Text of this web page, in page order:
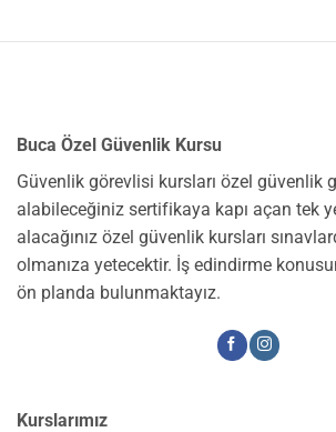
Buca Özel Güvenlik Kursu
Güvenlik görevlisi kursları özel güvenlik
alabileceğiniz sertifikaya kapı açan tek
alacağınız özel güvenlik kursları
olmanıza yetecektir. İş edindirme
ön planda bulunmaktayız.
Kurslarımız